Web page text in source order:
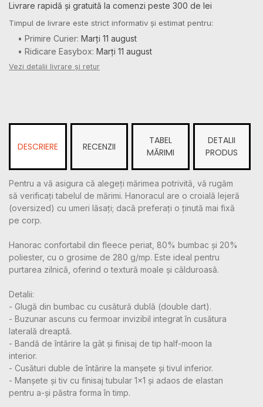
Livrare rapidă și gratuită la comenzi peste 300 de lei
Timpul de livrare este strict informativ și estimat pentru:
• Primire Curier: Marți 11 august
• Ridicare Easybox: Marți 11 august
Vezi detalii livrare și retur
DESCRIERE RECENZII
TABEL
MĂRIMI
DETALII
PRODUS
Pentru a vă asigura că alegeți mărimea potrivită, vă rugăm
să verificați tabelul de mărimi. Hanoracul are o croială lejeră
(oversized) cu umeri lăsați; dacă preferați o ținută mai fixă
pe corp.
Hanorac confortabil din fleece periat, 80% bumbac și 20%
poliester, cu o grosime de 280 g/mp. Este ideal pentru
purtarea zilnică, oferind o textură moale și călduroasă.
Detalii:
- Glugă din bumbac cu cusătură dublă (double dart).
- Buzunar ascuns cu fermoar invizibil integrat în cusătura
laterală dreaptă.
- Bandă de întărire la gât și finisaj de tip half-moon la
interior.
- Cusături duble de întărire la manșete și tivul inferior.
- Manșete și tiv cu finisaj tubular 1x1 și adaos de elastan
pentru a-și păstra forma în timp.